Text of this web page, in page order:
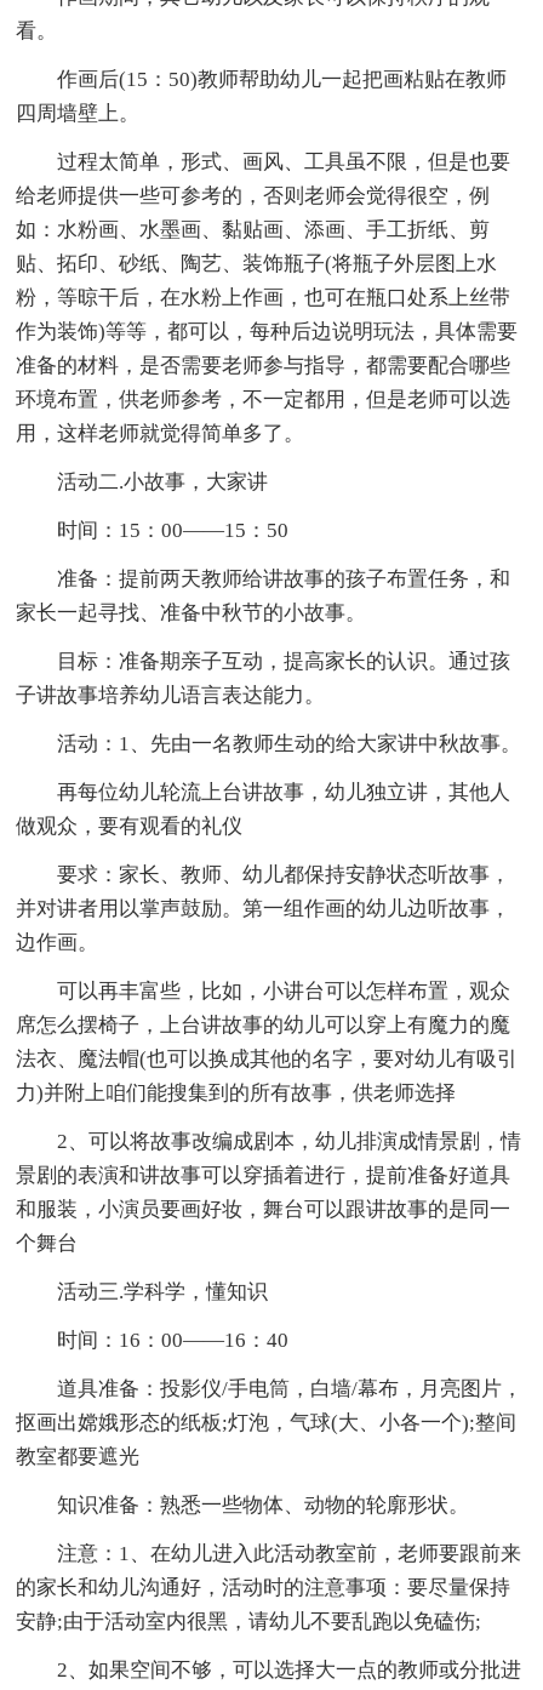
看。
作画后(15：50)教师帮助幼儿一起把画粘贴在教师
四周墙壁上。
过程太简单，形式、画风、工具虽不限，但是也要
给老师提供一些可参考的，否则老师会觉得很空，例
如：水粉画、水墨画、黏贴画、添画、手工折纸、剪
贴、拓印、砂纸、陶艺、装饰瓶子(将瓶子外层图上水
粉，等晾干后，在水粉上作画，也可在瓶口处系上丝带
作为装饰)等等，都可以，每种后边说明玩法，具体需要
准备的材料，是否需要老师参与指导，都需要配合哪些
环境布置，供老师参考，不一定都用，但是老师可以选
用，这样老师就觉得简单多了。
活动二.小故事，大家讲
时间：15：00——15：50
准备：提前两天教师给讲故事的孩子布置任务，和
家长一起寻找、准备中秋节的小故事。
目标：准备期亲子互动，提高家长的认识。通过孩
子讲故事培养幼儿语言表达能力。
活动：1、先由一名教师生动的给大家讲中秋故事。
再每位幼儿轮流上台讲故事，幼儿独立讲，其他人
做观众，要有观看的礼仪
要求：家长、教师、幼儿都保持安静状态听故事，
并对讲者用以掌声鼓励。第一组作画的幼儿边听故事，
边作画。
可以再丰富些，比如，小讲台可以怎样布置，观众
席怎么摆椅子，上台讲故事的幼儿可以穿上有魔力的魔
法衣、魔法帽(也可以换成其他的名字，要对幼儿有吸引
力)并附上咱们能搜集到的所有故事，供老师选择
2、可以将故事改编成剧本，幼儿排演成情景剧，情
景剧的表演和讲故事可以穿插着进行，提前准备好道具
和服装，小演员要画好妆，舞台可以跟讲故事的是同一
个舞台
活动三.学科学，懂知识
时间：16：00——16：40
道具准备：投影仪/手电筒，白墙/幕布，月亮图片，
抠画出嫦娥形态的纸板;灯泡，气球(大、小各一个);整间
教室都要遮光
知识准备：熟悉一些物体、动物的轮廓形状。
注意：1、在幼儿进入此活动教室前，老师要跟前来
的家长和幼儿沟通好，活动时的注意事项：要尽量保持
安静;由于活动室内很黑，请幼儿不要乱跑以免磕伤;
2、如果空间不够，可以选择大一点的教师或分批进